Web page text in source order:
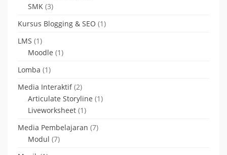
SMK (3)
Kursus Blogging & SEO (1)
LMS (1)
Moodle (1)
Lomba (1)
Media Interaktif(2)
Articulate Storyline (1)
Liveworksheet (1)
Media Pembelajaran (7)
Modul (7)